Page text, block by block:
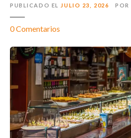
PUBLICADO EL JULIO 23, 2026 POR
0Comentarios